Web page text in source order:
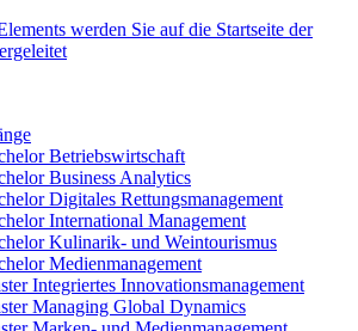
Betriebswirtschaft
Business Analytics
Digitales Rettungsmanagement
International Management
Kulinarik- und Weintourismus
Medienmanagement
Integriertes Innovationsmanagement
Managing Global Dynamics